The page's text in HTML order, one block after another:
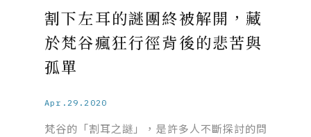
割下左耳的謎團終被解開，藏
於梵谷瘋狂行徑背後的悲苦與
孤單
Apr.29.2020
梵谷的「割耳之謎」，是許多人不斷探討的問